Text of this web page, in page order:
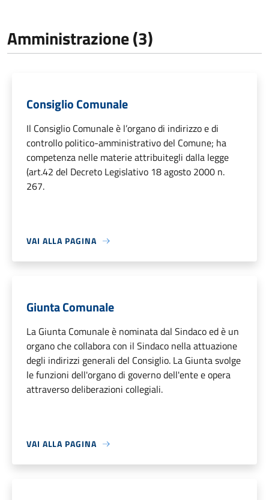
Amministrazione (3)
Consiglio Comunale
Il Consiglio Comunale è l’organo di indirizzo e di
controllo politico-amministrativo del Comune; ha
competenza nelle materie attribuitegli dalla legge
(art.42 del Decreto Legislativo 18 agosto 2000 n.
267.
VAI ALLA PAGINA
Giunta Comunale
La Giunta Comunale è nominata dal Sindaco ed è un
organo che collabora con il Sindaco nella attuazione
degli indirizzi generali del Consiglio. La Giunta svolge
le funzioni dell'organo di governo dell'ente e opera
attraverso deliberazioni collegiali.
VAI ALLA PAGINA